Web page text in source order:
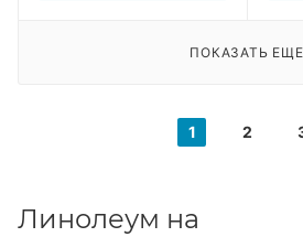
ПОКАЗАТЬ ЕЩЕ
1 2
Линолеум на